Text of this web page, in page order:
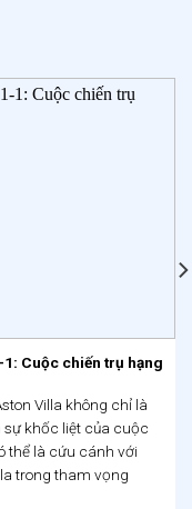
Cuộc chiến trụ hạng
Villa không chỉ là
sự khốc liệt của cuộc
thể là cứu cánh với
trong tham vọng